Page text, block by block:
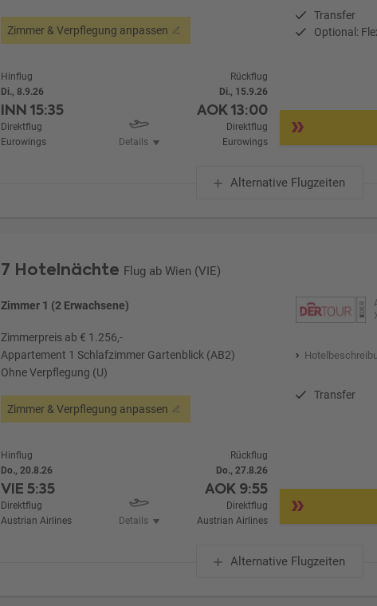
Zimmer & Verpflegung anpassen
Transfer
Optional:
Hinflug
Di., 8.9.26
INN15:35
Direktflug
Eurowings
Details
Rückflug
Di., 15.9.26
AOK13:00
Direktflug
Eurowings
Alternative Flugzeiten
7 Hotelnächte Flug ab Wien (VIE)
Zimmer 1 (2 Erwachsene)
Zimmerpreis ab € 1.256,-
Appartement 1 Schlafzimmer Gartenblick (AB2)
Ohne Verpflegung (U)
Zimmer & Verpflegung anpassen
Transfer
Hinflug
Do., 20.8.26
VIE5:35
Direktflug
Austrian Airlines
Details
Rückflug
Do., 27.8.26
AOK 9:55
Direktflug
Austrian Airlines
Alternative Flugzeiten